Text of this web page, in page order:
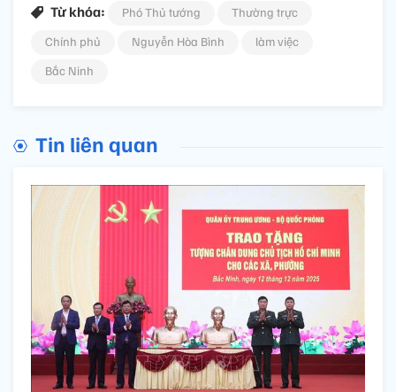
Từ khóa: Phó Thủ tướng
Thường trực
Chính phủ
Nguyễn Hòa Bình
làm việc
Bắc Ninh
Tin liên quan